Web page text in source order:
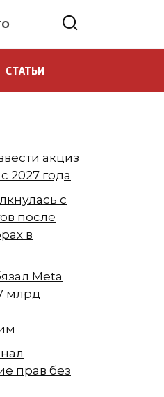
СТАТЬИ
акциз
2027 года
с
после
в
Meta
млрд
прав без